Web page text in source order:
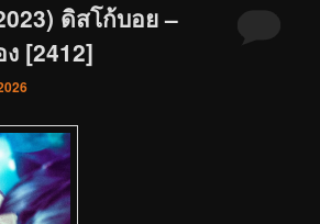
ดิสโก้บอย –
ง [2412]